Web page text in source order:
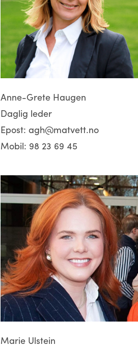
Anne-Grete Haugen
Daglig leder
Epost:agh@matvett.no
Mobil: 98 23 69 45
Marie Ulstein